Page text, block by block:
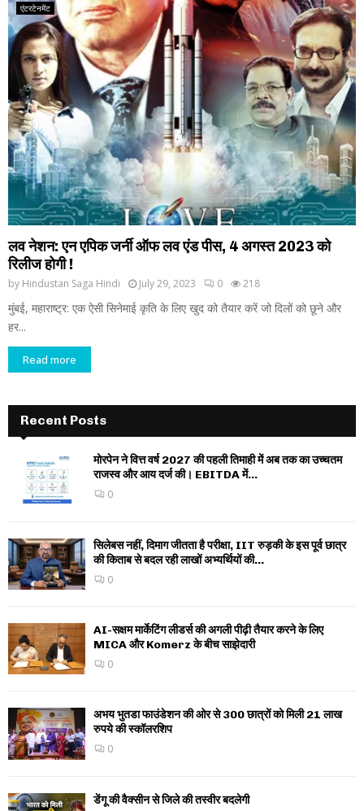
एंटरटेनमेंट
लव नेशन: एन एपिक जर्नी ऑफ लव एंड पीस, 4 अगस्त 2023 को
रिलीज होगी !
by Hindustan Saga Hindi July 29, 2023 0 218
मुंबई, महाराष्ट्र: एक ऐसी सिनेमाई कृति के लिए खुद को तैयार करें जो दिलों को छूने और
हर...
Read more
Recent Posts
मोरपेन ने वित्त वर्ष 2027 की पहली तिमाही में अब तक का उच्चतम
राजस्व और आय दर्ज की। EBITDA में...
0
सिलेबस नहीं, दिमाग जीतता है परीक्षा, IIT रुड़की के इस पूर्व छात्र
की किताब से बदल रही लाखों अभ्यर्थियों की...
0
AI-सक्षम मार्केटिंग लीडर्स की अगली पीढ़ी तैयार करने के लिए
MICA और Komerz के बीच साझेदारी
0
अभय भुतडा फाउंडेशन की ओर से 300 छात्रों को मिली 21 लाख
रुपये की स्कॉलरशिप
0
डेंगू की वैक्सीन से जिले की तस्वीर बदलेगी